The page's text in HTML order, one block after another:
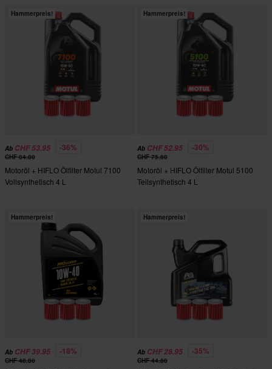
Hammerpreis!
Ab CHF 53.95 -36%
CHF 84.80
Motoröl + HIFLO Ölfilter Motul 7100
Vollsynthetisch 4 L
Hammerpreis!
Ab CHF 52.95 -30%
CHF 75.80
Motoröl + HIFLO Ölfilter Motul 5100
Teilsynthetisch 4 L
Hammerpreis!
Ab CHF 39.95 -18%
CHF 48.80
Hammerpreis!
Ab CHF 28.95 -35%
CHF 44.80